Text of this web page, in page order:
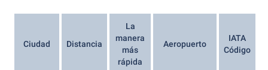
Ciudad Distancia
La
manera
más
rápida
Aeropuerto
IATA
Código